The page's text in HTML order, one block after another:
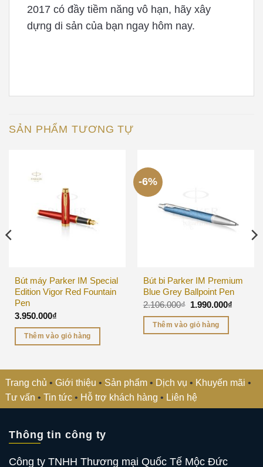
2017 có đầy tiềm năng vô hạn, hãy xây
dựng di sản của bạn ngay hôm nay.
SẢN PHẨM TƯƠNG TỰ
Bút máy Parker IM Special
Edition Vigor Red Fountain
Pen
3.950.000₫
Thêm vào giỏ hàng
-6%
Bút bi Parker IM Premium
Blue Grey Ballpoint Pen
2.106.000₫ 1.990.000₫
Thêm vào giỏ hàng
Trang chủ • Giới thiệu • Sản phẩm • Dịch vụ • Khuyến mãi •
Tư vấn • Tin tức • Hỗ trợ khách hàng • Liên hệ
Thông tin công ty
Công ty TNHH Thương mại Quốc Tế Mộc Đức